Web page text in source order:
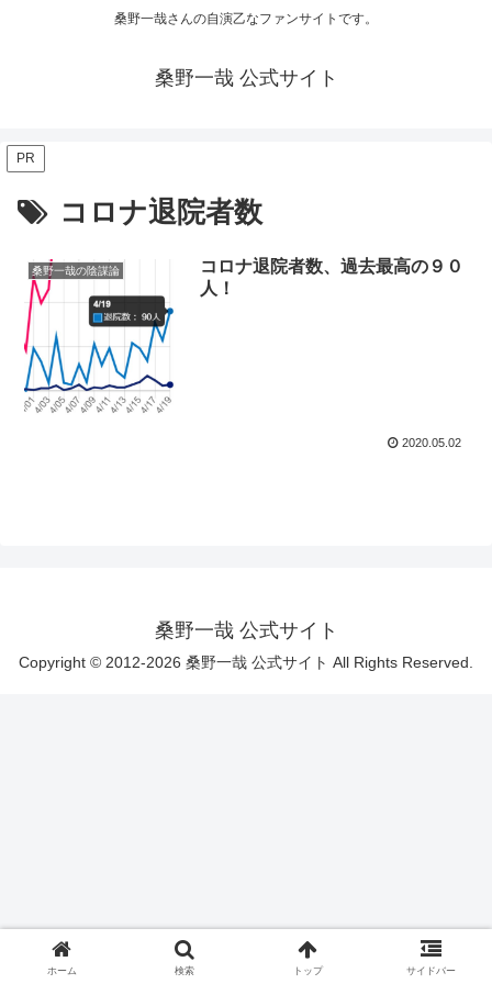
桑野一哉さんの自演乙なファンサイトです。
桑野一哉 公式サイト
PR
コロナ退院者数
桑野一哉の陰謀論
コロナ退院者数、過去最高の９０
人！
2020.05.02
桑野一哉 公式サイト
Copyright © 2012-2026 桑野一哉 公式サイト All Rights Reserved.
ホーム 検索 トップ サイドバー